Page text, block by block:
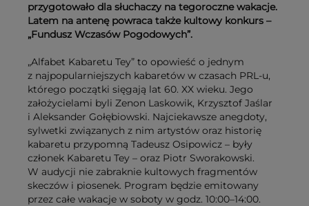
przygotowało dla słuchaczy na tegoroczne wakacje.
Latem na antenę powraca także kultowy konkurs –
„Fundusz Wczasów Pogodowych”.
„Alfabet Kabaretu Tey” to opowieść o jednym
z najpopularniejszych kabaretów w czasach PRL-u,
którego początki sięgają lat 60. XX wieku. Jego
założycielami byli Zenon Laskowik, Krzysztof Jaślar
i Aleksander Gołębiowski. Najciekawsze anegdoty,
sylwetki związanych z nim artystów oraz historię
kabaretu przypomną Tadeusz Osipowicz – były
członek Kabaretu Tey – oraz Piotr Sworakowski.
W audycji nie zabraknie kultowych fragmentów
skeczów i piosenek. Program będzie emitowany
przez całe wakacje w soboty w godz. 10:00–14:00.